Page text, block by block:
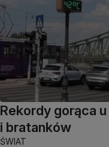
Rekordy gorąca
i bratanków
ŚWIAT